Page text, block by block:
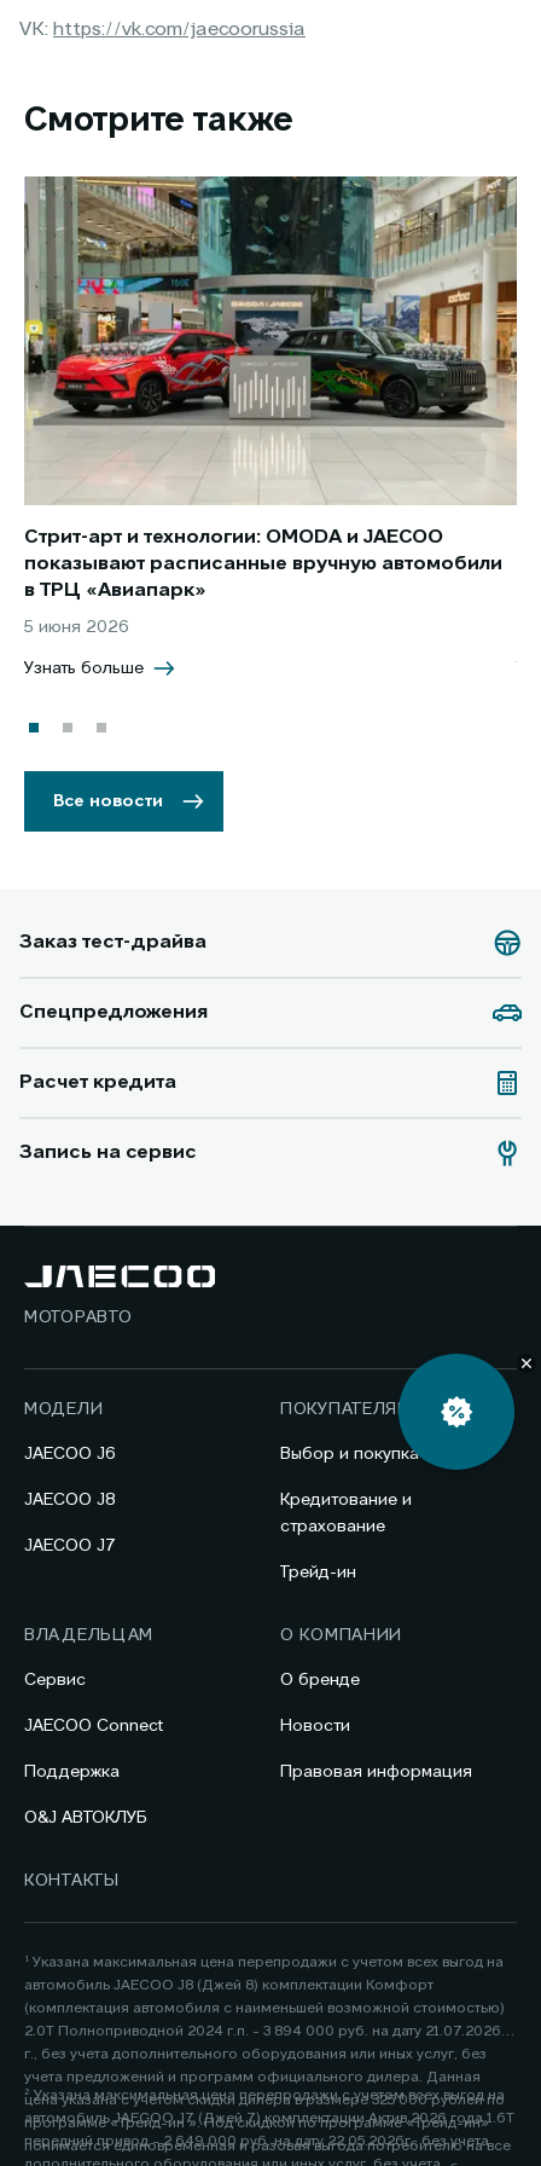
VK: https://vk.com/jaecoorussia
Смотрите также
Стрит-арт и технологии: OMODA и JAECOO
показывают расписанные вручную автомобили
в ТРЦ «Авиапарк»
5 июня 2026
Узнать больше
Все новости
Заказ тест-драйва
Спецпредложения
Расчет кредита
Запись на сервис
МОТОРАВТО
МОДЕЛИ
JAECOO J6
JAECOO J8
JAECOO J7
ПОКУПАТЕЛЯМ
Выбор и покупка
Кредитование и
страхование
Трейд-ин
ВЛАДЕЛЬЦАМ
Сервис
JAECOO Connect
Поддержка
O&J АВТОКЛУБ
О КОМПАНИИ
О бренде
Новости
Правовая информация
КОНТАКТЫ
¹ Указана максимальная цена перепродажи с учетом всех выгод на
автомобиль JAECOO J8 (Джей 8) комплектации Комфорт
(комплектация автомобиля с наименьшей возможной стоимостью)
2.0Т Полноприводной 2024 г.п. - 3 894 000 руб. на дату 21.07.2026
г., без учета дополнительного оборудования или иных услуг, без
учета предложений и программ официального дилера. Данная
цена указана с учетом скидки дилера в размере 325 000 рублей по
программе «Трейд-ин ». Под скидкой по программе «Трейд-ин»
понимается единовременная и разовая выгода потребителю на все
² Указана максимальная цена перепродажи с учетом всех выгод на
автомобиль JAECOO J7 (Джей 7) комплектации Актив 2026 года 1.6Т
передний привод - 2 649 000 руб. на дату 22.05.2026г., без учета
Автокредит